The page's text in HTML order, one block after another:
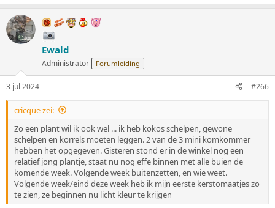
r
d
e
e
n
Ewald
Administrator Forumleiding
3 jul 2024 #266
cricque zei:
Zo een plant wil ik ook wel ... ik heb kokos schelpen, gewone
schelpen en korrels moeten leggen. 2 van de 3 mini komkommer
hebben het opgegeven. Gisteren stond er in de winkel nog een
relatief jong plantje, staat nu nog effe binnen met alle buien de
komende week. Volgende week buitenzetten, en wie weet.
Volgende week/eind deze week heb ik mijn eerste kerstomaatjes zo
te zien, ze beginnen nu licht kleur te krijgen